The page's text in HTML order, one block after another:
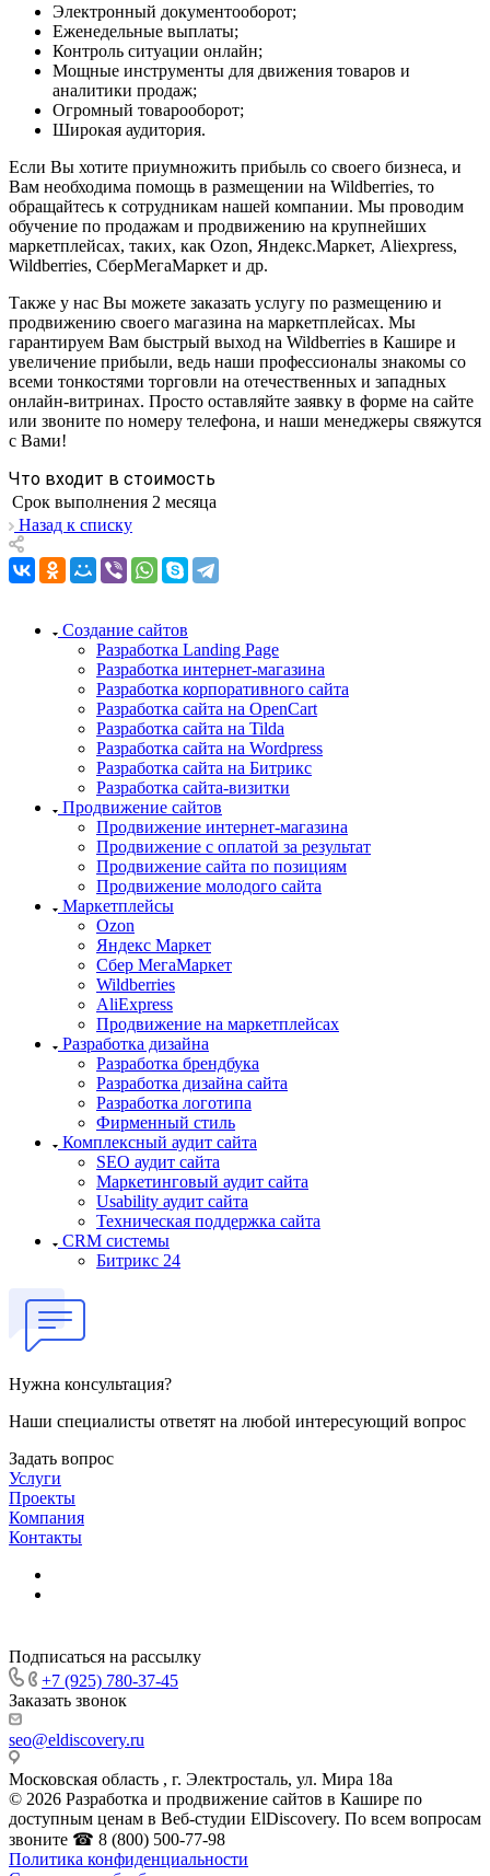
Электронный документооборот;
Еженедельные выплаты;
Контроль ситуации онлайн;
Мощные инструменты для движения товаров и
аналитики продаж;
Огромный товарооборот;
Широкая аудитория.
Если Вы хотите приумножить прибыль со своего бизнеса, и
Вам необходима помощь в размещении на Wildberries, то
обращайтесь к сотрудникам нашей компании. Мы проводим
обучение по продажам и продвижению на крупнейших
маркетплейсах, таких, как Ozon, Яндекс.Маркет, Aliexpress,
Wildberries, СберМегаМаркет и др.
Также у нас Вы можете заказать услугу по размещению и
продвижению своего магазина на маркетплейсах. Мы
гарантируем Вам быстрый выход на Wildberries в Кашире и
увеличение прибыли, ведь наши профессионалы знакомы со
всеми тонкостями торговли на отечественных и западных
онлайн-витринах. Просто оставляйте заявку в форме на сайте
или звоните по номеру телефона, и наши менеджеры свяжутся
с Вами!
Что входит в стоимость
Срок выполнения 2 месяца
Назад к списку
Создание сайтов
Разработка Landing Page
Разработка интернет-магазина
Разработка корпоративного сайта
Разработка сайта на OpenCart
Разработка сайта на Tilda
Разработка сайта на Wordpress
Разработка сайта на Битрикс
Разработка сайта-визитки
Продвижение сайтов
Продвижение интернет-магазина
Продвижение с оплатой за результат
Продвижение сайта по позициям
Продвижение молодого сайта
Маркетплейсы
Ozon
Яндекс Маркет
Сбер МегаМаркет
Wildberries
AliExpress
Продвижение на маркетплейсах
Разработка дизайна
Разработка брендбука
Разработка дизайна сайта
Разработка логотипа
Фирменный стиль
Комплексный аудит сайта
SEO аудит сайта
Маркетинговый аудит сайта
Usability аудит сайта
Техническая поддержка сайта
CRM системы
Битрикс 24
Нужна консультация?
Наши специалисты ответят на любой интересующий вопрос
Задать вопрос
Услуги
Проекты
Компания
Контакты
Подписаться на рассылку
+7 (925) 780-37-45
Заказать звонок
seo@eldiscovery.ru
Московская область , г. Электросталь, ул. Мира 18а
© 2026 Разработка и продвижение сайтов в Кашире по
доступным ценам в Веб-студии ElDiscovery. По всем вопросам
звоните ☎ 8 (800) 500-77-98
Политика конфиденциальности